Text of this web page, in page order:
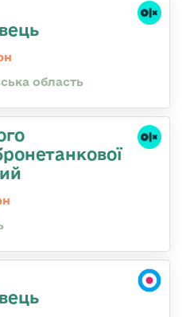
область